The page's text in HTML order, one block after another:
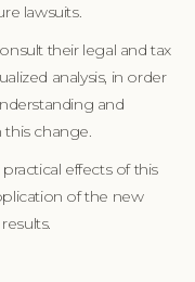
lawsuits.
their legal and tax
analysis, in order
and
change.
effects of this
of the new